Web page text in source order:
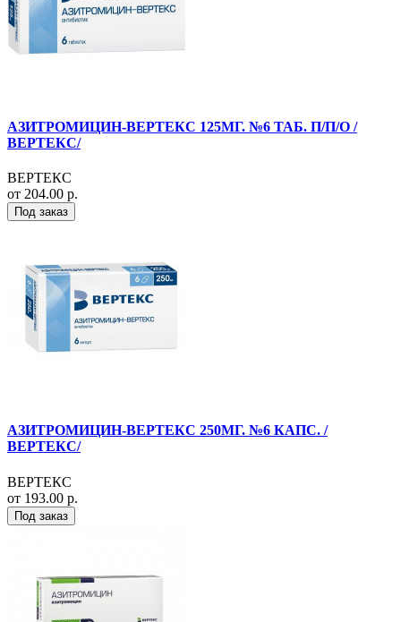
АЗИТРОМИЦИН-ВЕРТЕКС 125МГ. №6 ТАБ. П/П/О /
ВЕРТЕКС/
ВЕРТЕКС
от 204.00 р.
Под заказ
АЗИТРОМИЦИН-ВЕРТЕКС 250МГ. №6 КАПС. /
ВЕРТЕКС/
ВЕРТЕКС
от 193.00 р.
Под заказ